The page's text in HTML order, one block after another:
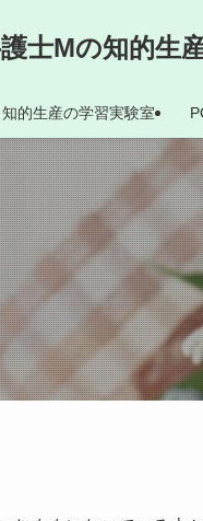
士Mの知的生
知的生産の学習実験室